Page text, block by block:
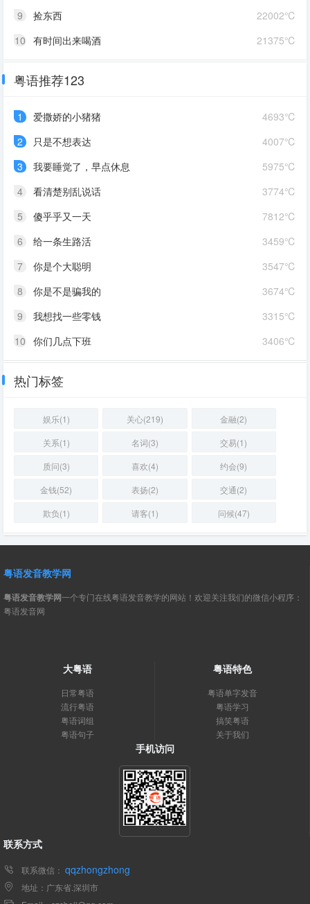
22002℃
9
捡东西
21375℃
10 有时间出来喝酒
粤语推荐123
4693℃
1
爱撒娇的小猪猪
4007℃
2
只是不想表达
5975℃
3
我要睡觉了，早点休息
3774℃
4
看清楚别乱说话
7812℃
5
傻乎乎又一天
3459℃
6
给一条生路活
3547℃
7
你是个大聪明
3674℃
8
你是不是骗我的
3315℃
9
我想找一些零钱
3406℃
10 你们几点下班
热门标签
娱乐(1) 关心(219)
金融(2)
关系(1)
名词(3)
交易(1)
质问(3)
喜欢(4)
约会(9)
金钱(52)
表扬(2)
交通(2)
欺负(1)
请客(1) 问候(47)
粤语发音教学网
粤语发音教学网一个专门在线粤语发音教学的网站！欢迎关注我们的微信小程序：
粤语发音网
大粤语
日常粤语
流行粤语
粤语词组
粤语句子
粤语特色
粤语单字发音
粤语学习
搞笑粤语
关于我们
手机访问
联系方式
联系微信： qqzhongzhong
地址：广东省.深圳市